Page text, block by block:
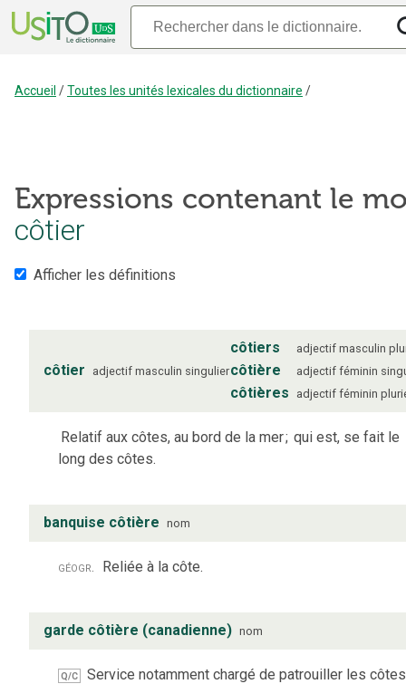
Accueil /Toutes les unités lexicales du dictionnaire /
Expressions contenant le
côtier
Afficher les définitions
côtier adjectif masculin singulier
côtiers adjectif masculin
côtière adjectif féminin
côtières adjectif féminin
Relatif aux côtes, au bord de la mer; qui est, se fait le
long des côtes.
banquise côtière nom
géogr. Reliée à la côte.
garde côtière (canadienne) nom
Q/C
Service notamment chargé de patrouiller les côtes